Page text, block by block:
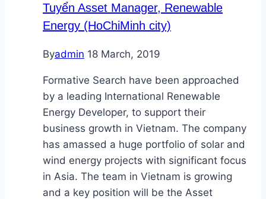
tư
vấn
kế
dự
án
Tuyển Asset Manager, Renewable
Energy (HoChiMinh city)
Byadmin 18 March, 2019
Formative Search have been approached
by a leading International Renewable
Energy Developer, to support their
business growth in Vietnam. The company
has amassed a huge portfolio of solar and
wind energy projects with significant focus
in Asia. The team in Vietnam is growing
and a key position will be the Asset